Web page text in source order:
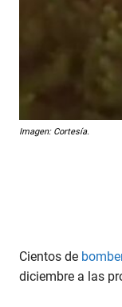
Imagen: Cortesía.
Cientos de
diciembre a las